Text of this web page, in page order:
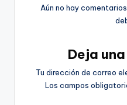
Aún no hay
Deja
Tu dirección de correo
Los campos